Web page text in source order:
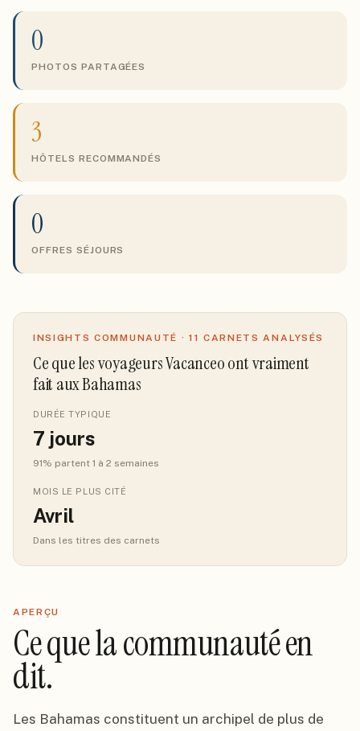
0
PHOTOS PARTAGÉES
3
HÔTELS RECOMMANDÉS
0
OFFRES SÉJOURS
INSIGHTS COMMUNAUTÉ · 11 CARNETS ANALYSÉS
Ce que les voyageurs Vacanceo ont vraiment
fait aux Bahamas
DURÉE TYPIQUE
7 jours
91% partent 1 à 2 semaines
MOIS LE PLUS CITÉ
Avril
Dans les titres des carnets
APERÇU
Ce que la communauté en
dit.
Les Bahamas constituent un archipel de plus de